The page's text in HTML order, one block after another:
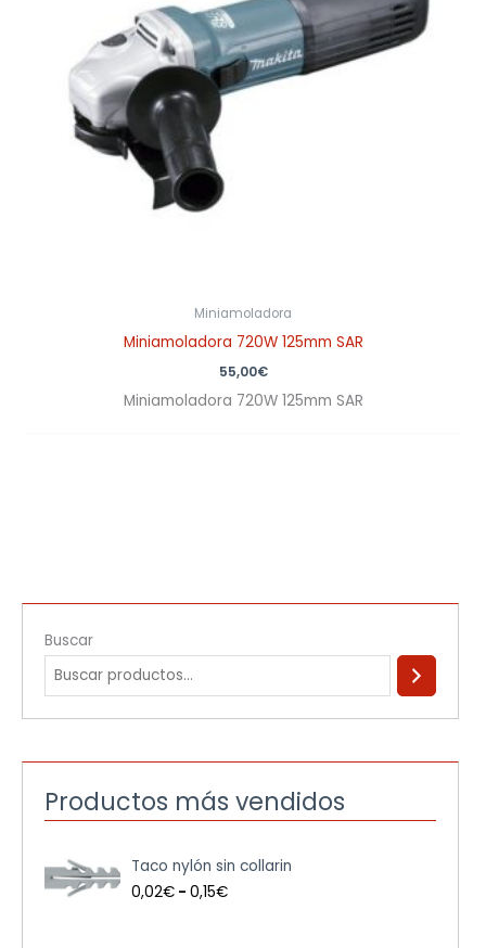
Buscar
Productos más vendidos
Taco nylón sin collarin
0,02€ - 0,15€
a
n
Miniamoladora
Miniamoladora 720W 125mm SAR
55,00€
Miniamoladora 720W 125mm SAR